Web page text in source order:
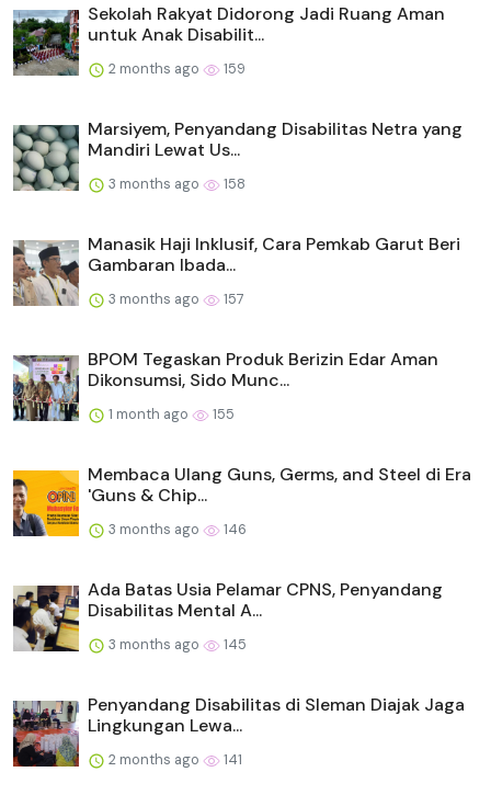
Sekolah Rakyat Didorong Jadi Ruang Aman
untuk Anak Disabilit...
2 months ago 159
Marsiyem, Penyandang Disabilitas Netra yang
Mandiri Lewat Us...
3 months ago 158
Manasik Haji Inklusif, Cara Pemkab Garut Beri
Gambaran Ibada...
3 months ago 157
BPOM Tegaskan Produk Berizin Edar Aman
Dikonsumsi, Sido Munc...
1 month ago 155
Membaca Ulang Guns, Germs, and Steel di Era
'Guns & Chip...
3 months ago 146
Ada Batas Usia Pelamar CPNS, Penyandang
Disabilitas Mental A...
3 months ago 145
Penyandang Disabilitas di Sleman Diajak Jaga
Lingkungan Lewa...
2 months ago 141